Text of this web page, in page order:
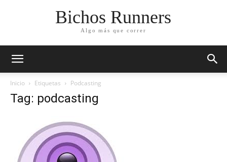
Bichos Runners
Algo más que correr
Inicio Etiquetas Podcasting
Tag: podcasting